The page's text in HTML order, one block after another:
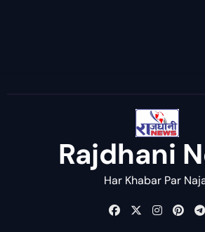
Rajdhani
Har Khabar Par